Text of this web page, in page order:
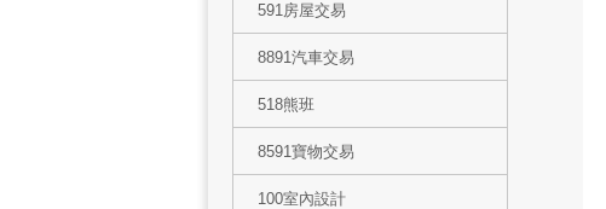
591房屋交易
8891汽車交易
518熊班
8591寶物交易
100室內設計